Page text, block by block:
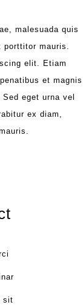
malesuada quis
porttitor mauris.
elit. Etiam
et magnis
eget urna vel
ex diam,
sit